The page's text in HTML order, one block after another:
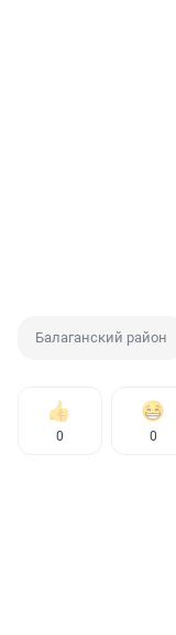
Балаганский район
0 0